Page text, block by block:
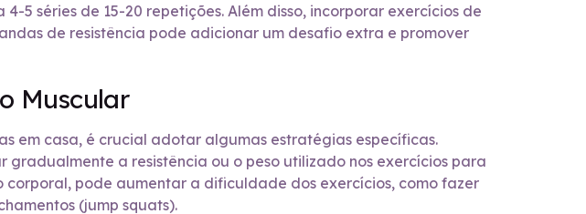
séries de 15-20 repetições. Além disso, incorporar exercícios de
de resistência pode adicionar um desafio extra e promover
Muscular
em casa, é crucial adotar algumas estratégias específicas.
a resistência ou o peso utilizado nos exercícios para
corporal, pode aumentar a dificuldade dos exercícios, como fazer
(jump squats).